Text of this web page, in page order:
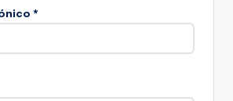
*